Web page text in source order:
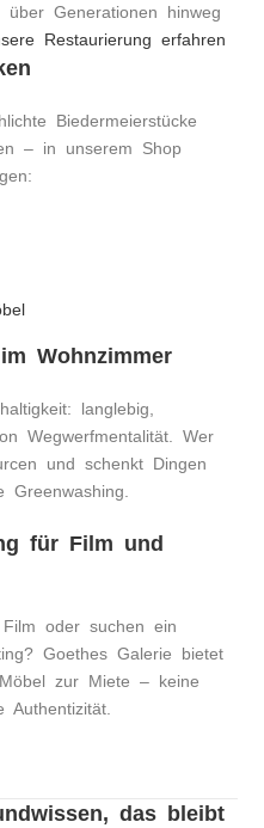
Generationen hinweg
Restaurierung erfahren
Biedermeierstücke
– in unserem Shop
Wohnzimmer
langlebig,
Wegwerfmentalität. Wer
und schenkt Dingen
für Film und
oder suchen ein
Goethes Galerie bietet
zur Miete – keine
Authentizität.
das bleibt